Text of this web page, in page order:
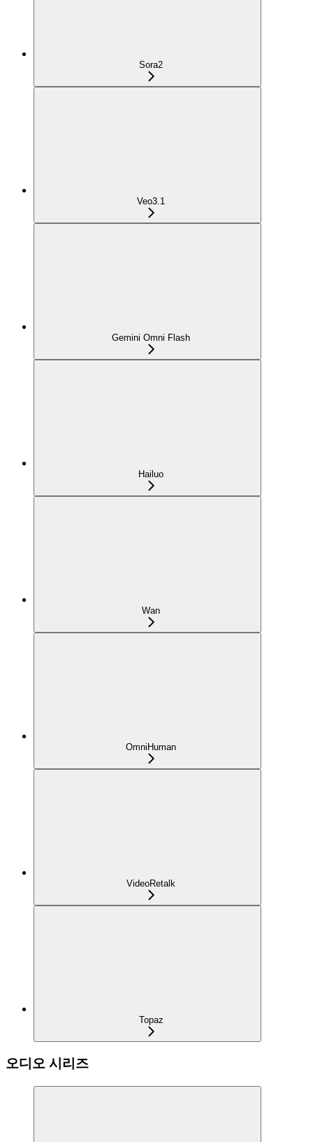
Sora2
Veo3.1
Gemini Omni Flash
Hailuo
Wan
OmniHuman
VideoRetalk
Topaz
오디오 시리즈